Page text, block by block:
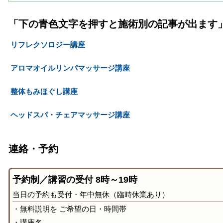
「下の青色文字を押すと施術別の記事が出ます
リフレクソロジー講座
アロマオイルリンパマッサージ講座
整体もみほぐし講座
ヘッドスパ・チェアマッサージ講座
連絡・予約
予約制／講習の受付 8時～19時
当日の予約も受付・年中無休（臨時休業あり）
・無料説明を ご希望の日・時間帯